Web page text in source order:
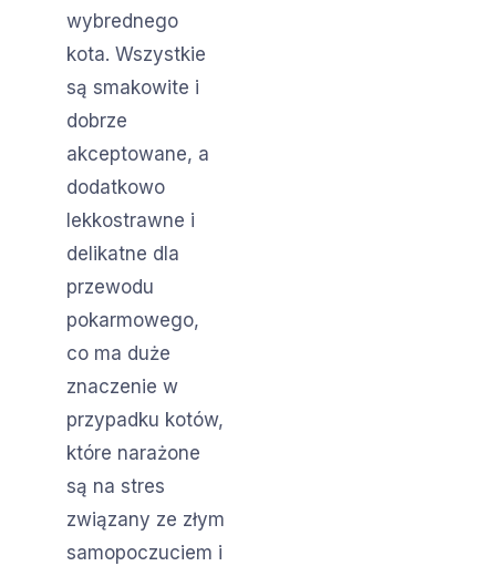
wybrednego
kota. Wszystkie
są smakowite i
dobrze
akceptowane, a
dodatkowo
lekkostrawne i
delikatne dla
przewodu
pokarmowego,
co ma duże
znaczenie w
przypadku kotów,
które narażone
są na stres
związany ze złym
samopoczuciem i